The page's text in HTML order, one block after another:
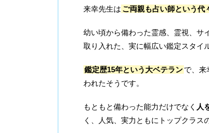
来幸先生は ご両親も占い師という代
幼い頃から備わった霊感、霊視、サ
取り入れた、実に幅広い鑑定スタイ
鑑定歴15年という大ベテランで、来
われたそうです。
もともと備わった能力だけでなく 人
く、人気、実力ともにトップクラス